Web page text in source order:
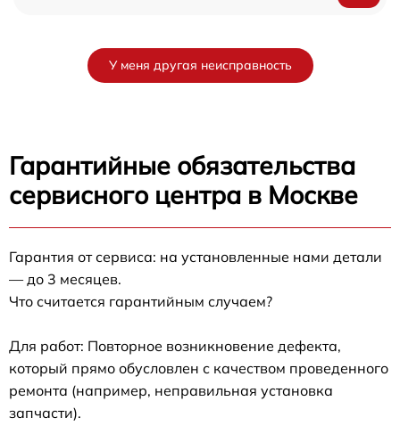
У меня другая неисправность
Гарантийные обязательства
сервисного центра в Москве
Гарантия от сервиса: на установленные нами детали
— до 3 месяцев.
Что считается гарантийным случаем?
Для работ: Повторное возникновение дефекта,
который прямо обусловлен с качеством проведенного
ремонта (например, неправильная установка
запчасти).